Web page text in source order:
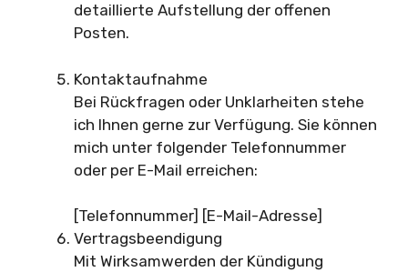
detaillierte Aufstellung der offenen
Posten.
Kontaktaufnahme
Bei Rückfragen oder Unklarheiten stehe
ich Ihnen gerne zur Verfügung. Sie können
mich unter folgender Telefonnummer
oder per E-Mail erreichen:
[Telefonnummer] [E-Mail-Adresse]
Vertragsbeendigung
Mit Wirksamwerden der Kündigung